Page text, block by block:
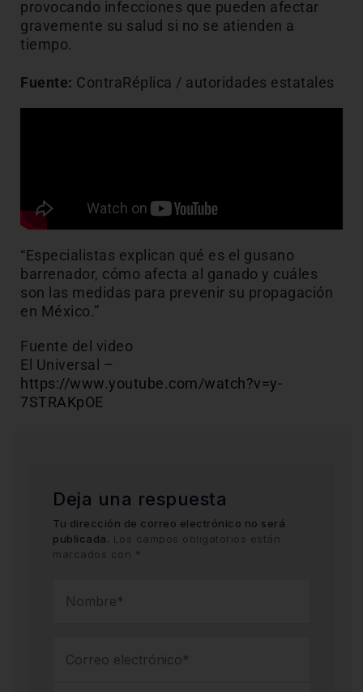
provocando infecciones que pueden afectar
gravemente su salud si no se atienden a
tiempo.
Fuente: ContraRéplica / autoridades estatales
“Especialistas explican qué es el gusano
barrenador, cómo afecta al ganado y cuáles
son las medidas para prevenir su propagación
en México.”
Fuente del video
El Universal –
https://www.youtube.com/watch?v=y-
7STRAKpOE
Deja una respuesta
Tu dirección de correo electrónico no será
publicada. Los campos obligatorios están
marcados con *